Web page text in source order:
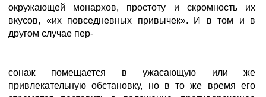
окружающей монархов, простоту и скромность их
вкусов, «их повседневных привычек». И в том и в
другом случае пер-
сонаж помещается в ужасающую или же
привлекательную обстановку, но в то же время его